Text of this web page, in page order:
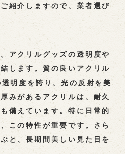
紹介しますので、業者選び
アクリルグッズの透明度や
します。質の良いアクリル
明度を誇り、光の反射を美
みがあるアクリルは、耐久
備えています。特に日常的
この特性が重要です。さら
と、長期間美しい見た目を